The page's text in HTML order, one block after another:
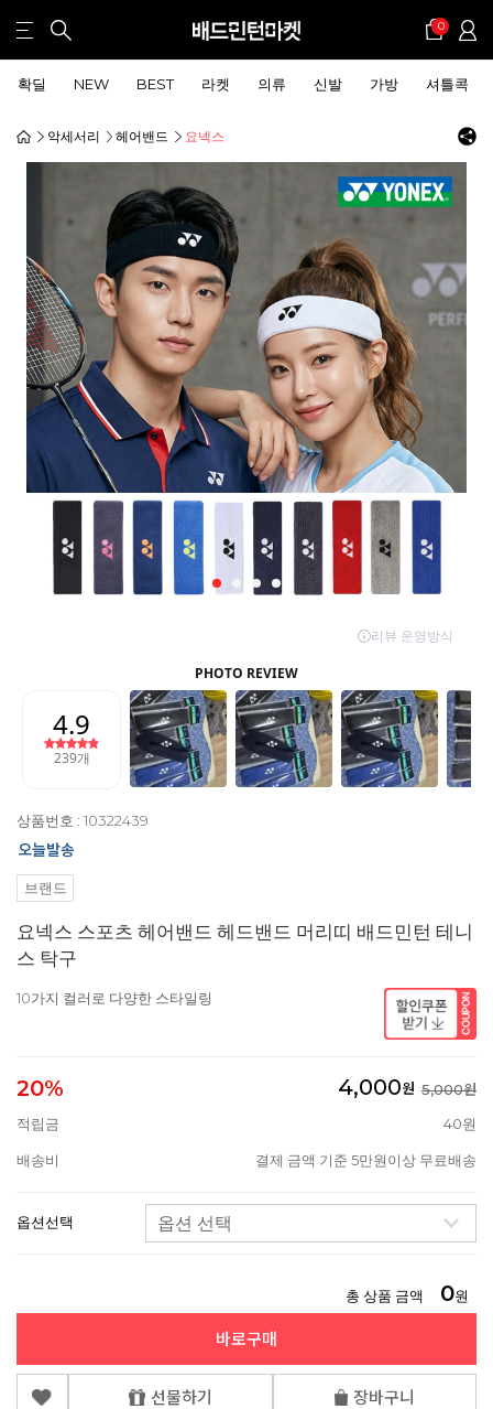
0
확딜 NEW BEST 라켓 의류 신발 가방 셔틀콕
악세서리 헤어밴드 요넥스
상품번호 : 10322439
브랜드
요넥스 스포츠 헤어밴드 헤드밴드 머리띠 배드민턴 테니
스 탁구
10가지 컬러로 다양한 스타일링
20% 4,000원 5,000원
적립금
40원
배송비 결제 금액 기준 5만원이상 무료배송
옵션선택
총 상품 금액 0원
바로구매
선물하기 장바구니